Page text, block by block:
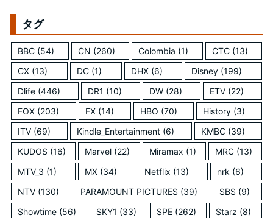
タグ
BBC (54) CN (260) Colombia (1) CTC(13)
CX (13) DC(1) DHX(6) Disney (199)
Dlife (446) DR1 (10) DW (28) ETV (22)
FOX (203) FX(14) HBO (70) History (3)
ITV (69) Kindle_Entertainment (6) KMBC(39)
KUDOS (16) Marvel (22) Miramax (1) MRC(13)
MTV_3 (1) MX(34) Netflix (13) nrk (6)
NTV (130) PARAMOUNT PICTURES (39) SBS (9)
Showtime (56) SKY1 (33) SPE(262) Starz (8)